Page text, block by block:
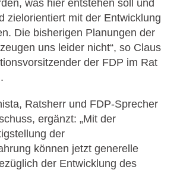
was hier entstehen soll und
zielorientiert mit der Entwicklung
Die bisherigen Planungen der
uns leider nicht“, so Claus
der FDP im Rat
Ratsherr und FDP-Sprecher
ergänzt: „Mit der
der
können jetzt generelle
der Entwicklung des